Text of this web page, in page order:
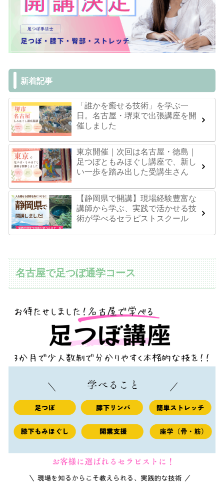
新着記事
「誰かを癒せる技術」を学ぶ一
日。名古屋・堺東で出張講座を開
催しました
東京開催｜次回は名古屋・徳島｜
足つぼともみほぐし講座で、新し
い一歩を踏み出した受講生さん
【静岡県で開講】現場経験豊富な
講師から学ぶ、実践で活かせる技
術が学べるセラピストスクール
名古屋で足つぼ通学コース